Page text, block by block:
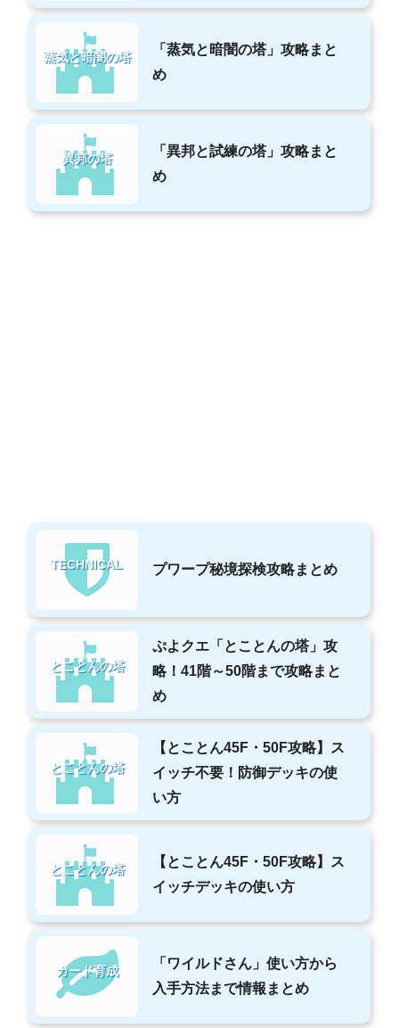
蒸気と暗闇の塔
「蒸気と暗闇の塔」攻略まと
め
異邦の塔
「異邦と試練の塔」攻略まと
め
TECHNICAL プワープ秘境探検攻略まとめ
とことんの塔
ぷよクエ「とことんの塔」攻
略！41階～50階まで攻略まと
め
とことんの塔
【とことん45F・50F攻略】ス
イッチ不要！防御デッキの使
い方
とことんの塔
【とことん45F・50F攻略】ス
イッチデッキの使い方
カード育成
「ワイルドさん」使い方から
入手方法まで情報まとめ